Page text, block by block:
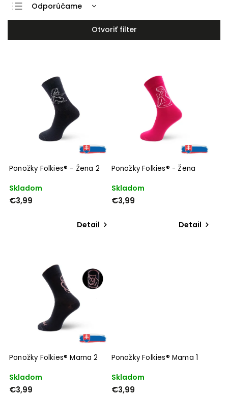
Odporúčame
Najlacnejšie
Najdrahšie
Otvoriť filter
Ponožky Folkies® - Žena 2
Skladom
€3,99
Detail
Ponožky Folkies® - Žena
Skladom
€3,99
Detail
Ponožky Folkies® Mama 2
Skladom
€3,99
Ponožky Folkies® Mama 1
Skladom
€3,99